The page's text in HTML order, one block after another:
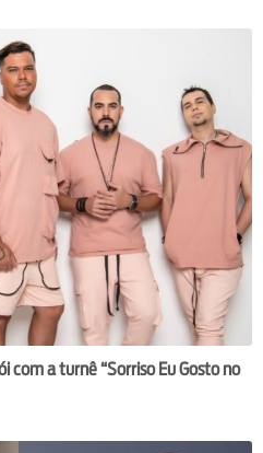
com a turnê “Sorriso Eu Gosto no